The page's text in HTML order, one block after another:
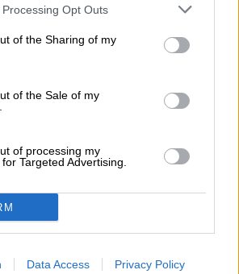
Opt Outs
of the Sharing of my
of the Sale of my
of processing my
Targeted Advertising.
Data Access Privacy Policy
segunda